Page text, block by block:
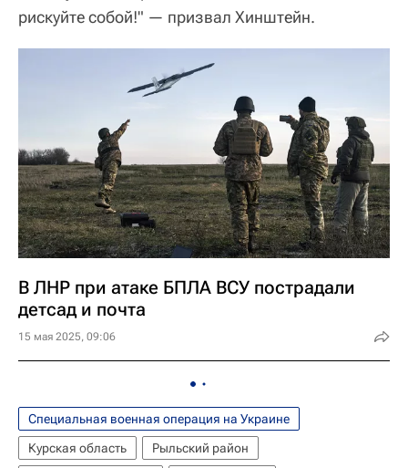
рискуйте собой!" — призвал Хинштейн.
В ЛНР при атаке БПЛА ВСУ пострадали
детсад и почта
15 мая 2025, 09:06
Специальная военная операция на Украине
Курская область
Рыльский район